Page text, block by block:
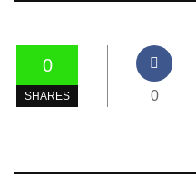
0
SHARES 0